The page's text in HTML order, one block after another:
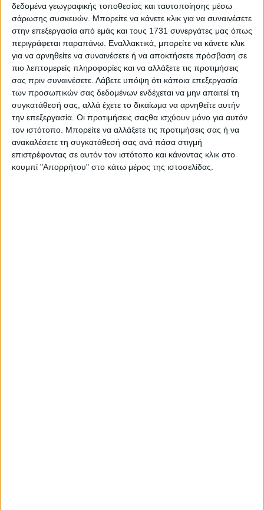
δεδομένα γεωγραφικής τοποθεσίας και ταυτοποίησης μέσω
σάρωσης συσκευών. Μπορείτε να κάνετε κλικ για να συναινέσετε
στην επεξεργασία από εμάς και τους 1731 συνεργάτες μας όπως
περιγράφεται παραπάνω. Εναλλακτικά, μπορείτε να κάνετε κλικ
για να αρνηθείτε να συναινέσετε ή να αποκτήσετε πρόσβαση σε
πιο λεπτομερείς πληροφορίες και να αλλάξετε τις προτιμήσεις
σας πριν συναινέσετε. Λάβετε υπόψη ότι κάποια επεξεργασία
των προσωπικών σας δεδομένων ενδέχεται να μην απαιτεί τη
συγκατάθεσή σας, αλλά έχετε το δικαίωμα να αρνηθείτε αυτήν
την επεξεργασία. Οι προτιμήσεις σαςθα ισχύουν μόνο για αυτόν
τον ιστότοπο. Μπορείτε να αλλάξετε τις προτιμήσεις σας ή να
ανακαλέσετε τη συγκατάθεσή σας ανά πάσα στιγμή
επιστρέφοντας σε αυτόν τον ιστότοπο και κάνοντας κλικ στο
κουμπί "Απορρήτου" στο κάτω μέρος της ιστοσελίδας.
υιοθετεί έναν συνδυασμό ανεξάρτητης ανάρτησης
MacPherson εμπρός και πέντε συνδέσμων πίσω, ο
οποίος ικανοποιεί τόσο την ευελιξία όσο και τη
μέγιστη άνεση.
Διατίθενται δύο επίπεδα εξοπλισμού, Exclusive και
Luxury, αμφότερα πλήρη σε συστήματα ασφαλείας
και υποβοήθησης οδηγού, αλλά και στοιχεία
άνεσης όπως αυτόματος κλιματισμός, πλοήγηση
και όλες τις ηλεκτρικές ανέσεις που περιμένει
κανείς από ένα σύγχρονο μικρομεσαίο SUV.